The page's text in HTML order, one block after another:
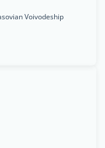
Voivodeship